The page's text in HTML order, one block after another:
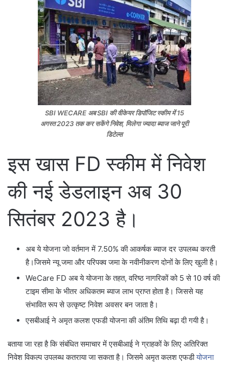
SBI WECARE अब SBI की वीकेयर डिपॉजिट स्कीम में 15
अगस्त 2023 तक कर सकेंगे निवेश, मिलेगा ज्यादा ब्याज जाने पूरी
डिटेल्स
इस खास FD स्कीम में निवेश
की नई डेडलाइन अब 30
सितंबर 2023 है।
अब ये योजना जो वर्तमान में 7.50% की आकर्षक ब्याज दर उपलब्ध करती
है।जिसमे न्यू जमा और परिपक्व जमा के नवीनीकरण दोनों के लिए खुली है।
WeCare FD अब ये योजना के तहत, वरिष्ठ नागरिकों को 5 से 10 वर्ष की
टाइम सीमा के भीतर अधिकतम ब्याज लाभ प्राप्त होता है। जिससे यह
संभावित रूप से उत्कृष्ट निवेश अवसर बन जाता है।
एसबीआई ने अमृत कलश एफडी योजना की अंतिम तिथि बढ़ा दी गयी है।
बताया जा रहा है कि संबंधित समाचार में एसबीआई ने ग्राहकों के लिए अतिरिक्त
निवेश विकल्प उपलब्ध कतराया जा सकता है। जिसमे अमृत कलश एफडीयोजना